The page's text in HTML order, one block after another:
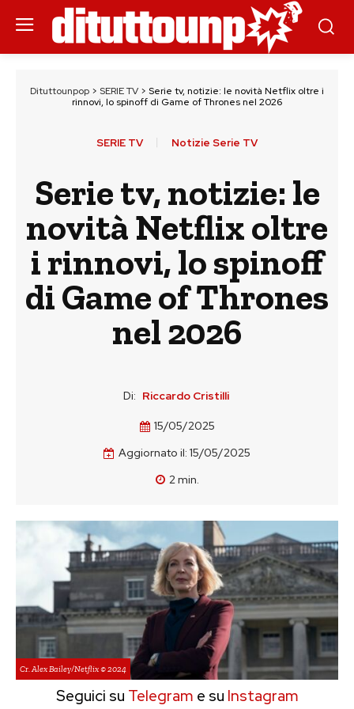
Dituttounpop > SERIE TV > Serie tv, notizie: le novità Netflix oltre i
rinnovi, lo spinoff di Game of Thrones nel 2026
SERIE TV Notizie Serie TV
Serie tv, notizie: le
novità Netflix oltre
i rinnovi, lo spinoff
di Game of Thrones
nel 2026
Di: Riccardo Cristilli
15/05/2025
Aggiornato il: 15/05/2025
2min.
Cr. Alex Bailey/Netflix © 2024
Seguici su Telegram e su Instagram